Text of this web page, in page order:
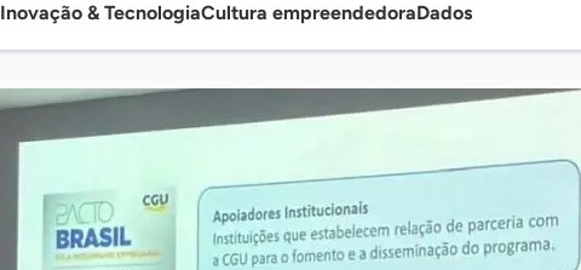
Inovação & TecnologiaCultura empreendedoraDados